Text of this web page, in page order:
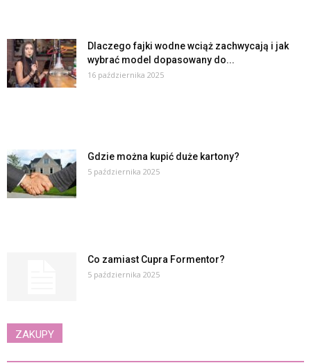
Dlaczego fajki wodne wciąż zachwycają i jak
wybrać model dopasowany do...
16 października 2025
Gdzie można kupić duże kartony?
5 października 2025
Co zamiast Cupra Formentor?
5 października 2025
ZAKUPY